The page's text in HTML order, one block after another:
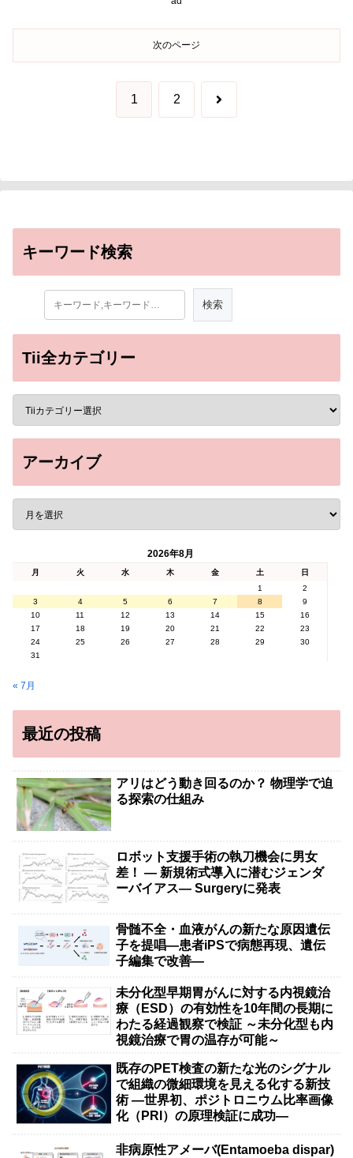
次のページ
1 2 次
キーワード検索
Tii全カテゴリー
アーカイブ
2026年8月
月 火 水 木 金 土
日
1
2
3
4 5 6 7 8
9
10
11 12 13 14 15
16
17
18 19 20 21 22
23
24
25 26 27 28 29
30
31
« 7月
最近の投稿
アリはどう動き回るのか？ 物理学で迫
る探索の仕組み
ロボット支援手術の執刀機会に男女
差！ — 新規術式導入に潜むジェンダ
ーバイアス— Surgeryに発表
骨髄不全・血液がんの新たな原因遺伝
子を提唱―患者iPSで病態再現、遺伝
子編集で改善―
未分化型早期胃がんに対する内視鏡治
療（ESD）の有効性を10年間の長期に
わたる経過観察で検証 ～未分化型も内
視鏡治療で胃の温存が可能～
既存のPET検査の新たな光のシグナル
で組織の微細環境を見える化する新技
術 ―世界初、ポジトロニウム比率画像
化（PRI）の原理検証に成功―
非病原性アメーバ(Entamoeba dispar)